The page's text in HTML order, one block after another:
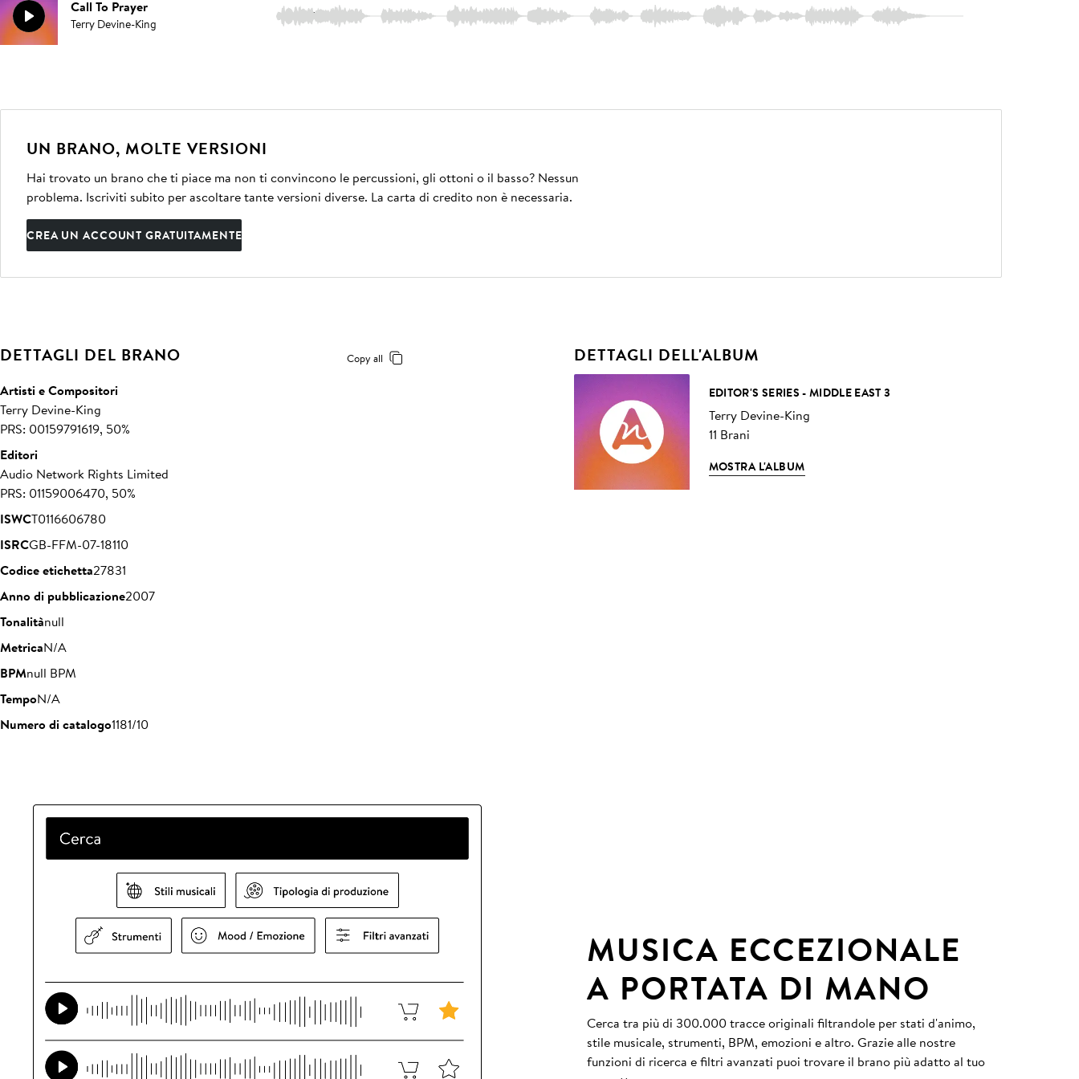
Call To Prayer
Terry Devine-King 1:47
UN BRANO, MOLTE VERSIONI
Hai trovato un brano che ti piace ma non ti convincono le percussioni, gli ottoni o il basso? Nessun
problema. Iscriviti subito per ascoltare tante versioni diverse. La carta di credito non è necessaria.
CREA UN ACCOUNT GRATUITAMENTE
DETTAGLI DEL BRANO Copy all
Artisti e Compositori
Terry Devine-King
PRS: 00159791619, 50%
Editori
Audio Network Rights Limited
PRS: 01159006470, 50%
ISWCT0116606780
ISRCGB-FFM-07-18110
Codice etichetta27831
Anno di pubblicazione2007
Tonalitànull
MetricaN/A
BPMnull BPM
TempoN/A
Numero di catalogo1181/10
DETTAGLI DELL'ALBUM
EDITOR'S SERIES - MIDDLE EAST 3
Terry Devine-King
11 Brani
MOSTRA L'ALBUM
MUSICA ECCEZIONALE
A PORTATA DI MANO
Cerca tra più di 300.000 tracce originali filtrandole per stati d'animo,
stile musicale, strumenti, BPM, emozioni e altro. Grazie alle nostre
funzioni di ricerca e filtri avanzati puoi trovare il brano più adatto al tuo